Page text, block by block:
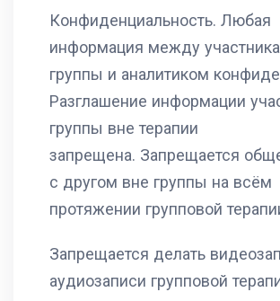
Конфиденциальность. Любая
информация между
группы и аналитиком
Разглашение информации
группы вне терапии
запрещена. Запрещается
с другом вне группы на всём
протяжении групповой
Запрещается делать
аудиозаписи групповой